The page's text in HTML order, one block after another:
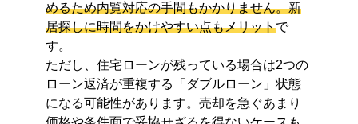
めるため内覧対応の手間もかかりません。新
居探しに時間をかけやすい点もメリットで
す。
ただし、住宅ローンが残っている場合は2つの
ローン返済が重複する「ダブルローン」状態
になる可能性があります。売却を急ぐあまり